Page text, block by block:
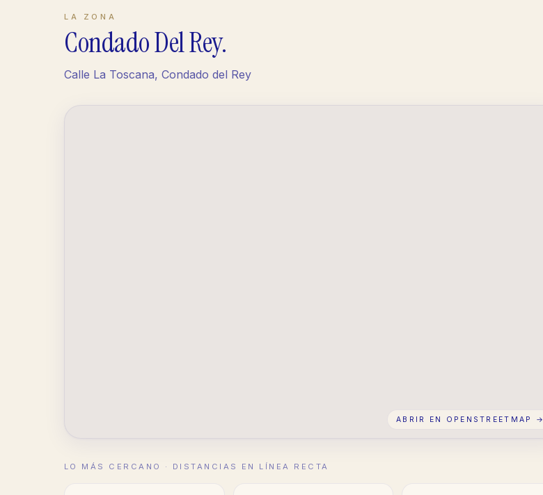
LA ZONA
Condado Del Rey.
Calle La Toscana, Condado del Rey
ABRIR EN OPENSTREETMAP →
LO MÁS CERCANO · DISTANCIAS EN LÍNEA RECTA